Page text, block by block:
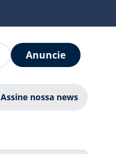
Anuncie
Assine nossa news